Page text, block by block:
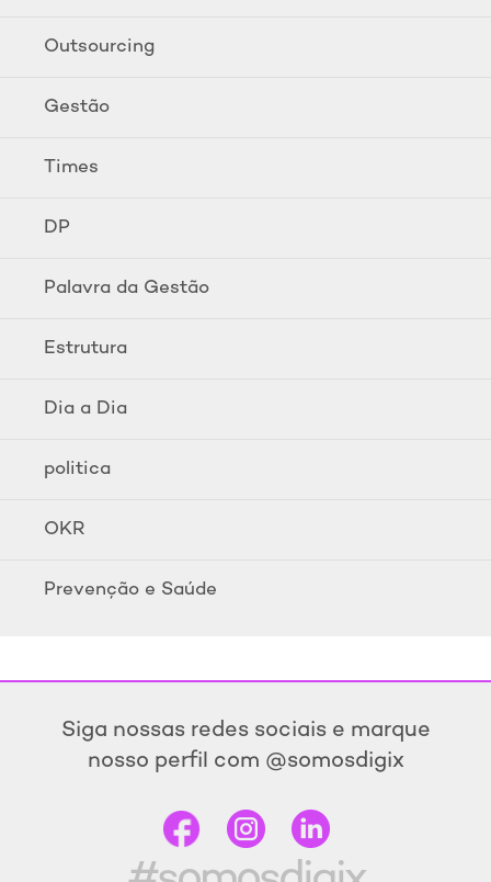
Outsourcing
Gestão
Times
DP
Palavra da Gestão
Estrutura
Dia a Dia
politica
OKR
Prevenção e Saúde
Siga nossas redes sociais e marque
nosso perfil com @somosdigix